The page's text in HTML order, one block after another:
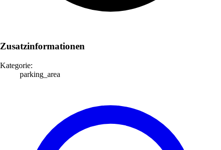
Zusatzinformationen
Kategorie:
parking_area